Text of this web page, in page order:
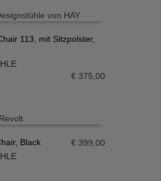
113, mit Sitzpolster,
€ 375,00
Black
€ 399,00